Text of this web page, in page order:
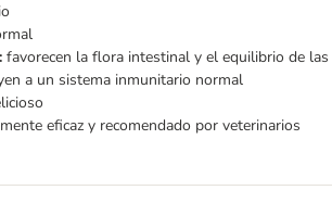
favorecen la flora intestinal y el equilibrio de
a un sistema inmunitario normal
eficaz y recomendado por veterinarios